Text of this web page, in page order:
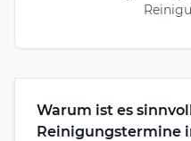
Warum ist es
Reinigungstermine